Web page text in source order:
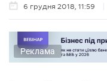
6 грудня 2018, 11:59
Реклама